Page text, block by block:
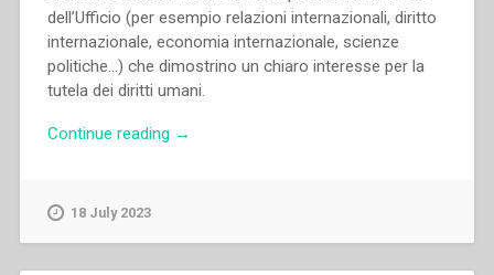
dell’Ufficio (per esempio relazioni internazionali, diritto
internazionale, economia internazionale, scienze
politiche…) che dimostrino un chiaro interesse per la
tutela dei diritti umani.
Continue reading “Lavinia
→
18 July 2023